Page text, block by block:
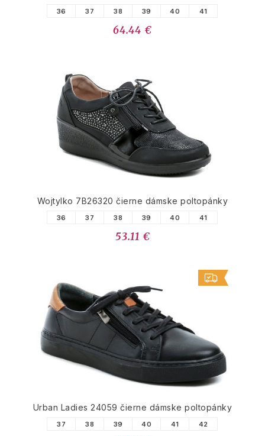
36 37 38 39 40 41
64.44 €
Wojtylko 7B26320 čierne dámske poltopánky
36 37 38 39 40 41
53.11 €
Urban Ladies 24059 čierne dámske poltopánky
37 38 39 40 41 42